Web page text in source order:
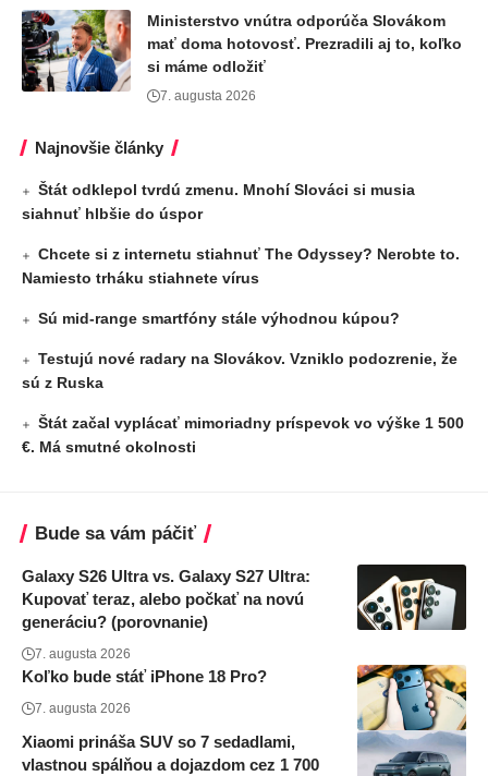
Ministerstvo vnútra odporúča Slovákom
mať doma hotovosť. Prezradili aj to, koľko
si máme odložiť
7. augusta 2026
Najnovšie články
Štát odklepol tvrdú zmenu. Mnohí Slováci si musia
siahnuť hlbšie do úspor
Chcete si z internetu stiahnuť The Odyssey? Nerobte to.
Namiesto trháku stiahnete vírus
Sú mid-range smartfóny stále výhodnou kúpou?
Testujú nové radary na Slovákov. Vzniklo podozrenie, že
sú z Ruska
Štát začal vyplácať mimoriadny príspevok vo výške 1 500
€. Má smutné okolnosti
Bude sa vám páčiť
Galaxy S26 Ultra vs. Galaxy S27 Ultra:
Kupovať teraz, alebo počkať na novú
generáciu? (porovnanie)
7. augusta 2026
Koľko bude stáť iPhone 18 Pro?
7. augusta 2026
Xiaomi prináša SUV so 7 sedadlami,
vlastnou spálňou a dojazdom cez 1 700